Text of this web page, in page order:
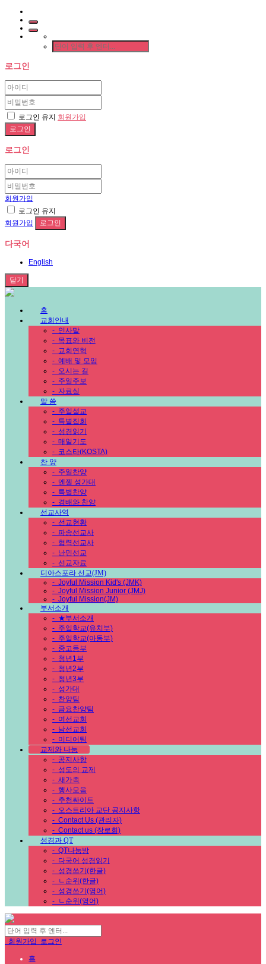
로그인
로그인 유지 회원가입
로그인
회원가입
로그인 유지
회원가입
다국어
English
닫기
홈
교회안내
- 인사말
- 목표와 비전
- 교회연혁
- 예배 및 모임
- 오시는 길
- 주일주보
- 자료실
말 씀
- 주일설교
- 특별집회
- 성경읽기
- 매일기도
- 코스타(KOSTA)
찬 양
- 주일찬양
- 엔젤 성가대
- 특별찬양
- 경배와 찬양
선교사역
- 선교현황
- 파송선교사
- 협력선교사
- 난민선교
- 선교자료
디아스포라 선교(JM)
- Joyful Mission Kid's (JMK)
- Joyful Mission Junior (JMJ)
- Joyful Mission(JM)
부서소개
- ★부서소개
- 주일학교(유치부)
- 주일학교(아동부)
- 중고등부
- 청년1부
- 청년2부
- 청년3부
- 성가대
- 찬양팀
- 금요찬양팀
- 여선교회
- 남선교회
- 미디어팀
교제와 나눔
- 공지사항
- 성도의 교제
- 새가족
- 행사모음
- 추천싸이트
- 오스트리아 교단 공지사항
- Contact Us (관리자)
- Contact us (장로회)
성경과 QT
- QT나눔방
- 다국어 성경읽기
- 성경쓰기(한글)
- ㄴ순위(한글)
- 성경쓰기(영어)
- ㄴ순위(영어)
회원가입 로그인
홈